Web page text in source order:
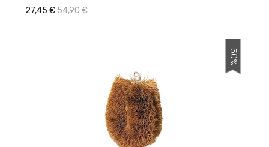
27,45 €54,90 €
- 50%